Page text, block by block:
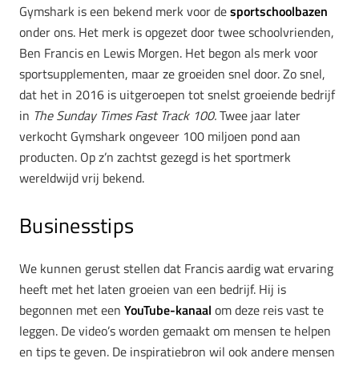
Gymshark is een bekend merk voor desportschoolbazen
onder ons. Het merk is opgezet door twee schoolvrienden,
Ben Francis en Lewis Morgen. Het begon als merk voor
sportsupplementen, maar ze groeiden snel door. Zo snel,
dat het in 2016 is uitgeroepen tot snelst groeiende bedrijf
in The Sunday Times Fast Track 100.Twee jaar later
verkocht Gymshark ongeveer 100 miljoen pond aan
producten. Op z’n zachtst gezegd is het sportmerk
wereldwijd vrij bekend.
Businesstips
We kunnen gerust stellen dat Francis aardig wat ervaring
heeft met het laten groeien van een bedrijf. Hij is
begonnen met een YouTube-kanaal om deze reis vast te
leggen. De video’s worden gemaakt om mensen te helpen
en tips te geven. De inspiratiebron wil ook andere mensen